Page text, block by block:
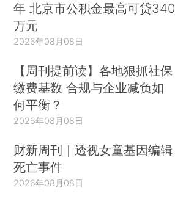
年 北京市公积金最高可贷340
万元
2026年08月08日
【周刊提前读】各地狠抓社保
缴费基数 合规与企业减负如
何平衡？
2026年08月08日
财新周刊｜透视女童基因编辑
死亡事件
2026年08月08日